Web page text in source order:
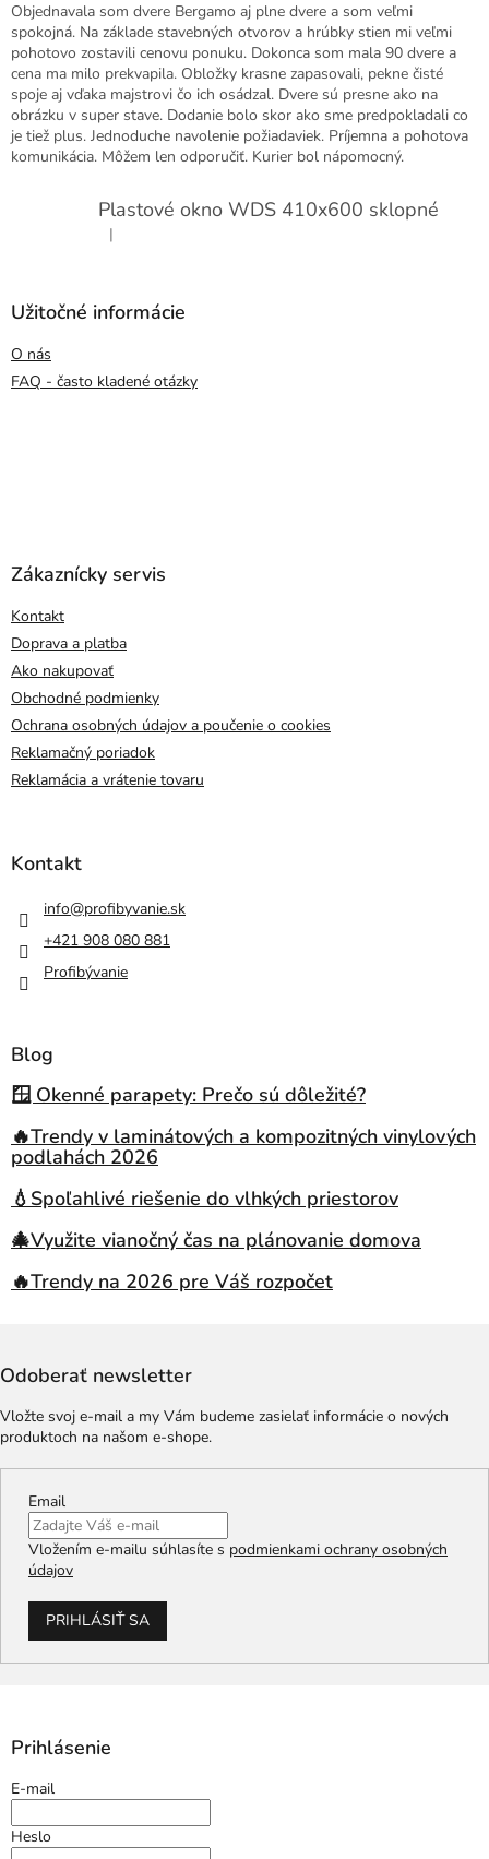
Objednavala som dvere Bergamo aj plne dvere a som veľmi
spokojná. Na základe stavebných otvorov a hrúbky stien mi veľmi
pohotovo zostavili cenovu ponuku. Dokonca som mala 90 dvere a
cena ma milo prekvapila. Obložky krasne zapasovali, pekne čisté
spoje aj vďaka majstrovi čo ich osádzal. Dvere sú presne ako na
obrázku v super stave. Dodanie bolo skor ako sme predpokladali co
je tiež plus. Jednoduche navolenie požiadaviek. Príjemna a pohotova
komunikácia. Môžem len odporučiť. Kurier bol nápomocný.
Plastové okno WDS 410x600 sklopné
Hodnotenie produktu je 5 z 5 hviezdičiek.
|
Užitočné informácie
O nás
FAQ - často kladené otázky
Zákaznícky servis
Kontakt
Doprava a platba
Ako nakupovať
Obchodné podmienky
Ochrana osobných údajov a poučenie o cookies
Reklamačný poriadok
Reklamácia a vrátenie tovaru
Kontakt
info@profibyvanie.sk
+421 908 080 881
Profibývanie
Blog
🪟 Okenné parapety: Prečo sú dôležité?
🔥Trendy v laminátových a kompozitných vinylových
podlahách 2026
💧Spoľahlivé riešenie do vlhkých priestorov
🎄Využite vianočný čas na plánovanie domova
🔥Trendy na 2026 pre Váš rozpočet
Odoberať newsletter
Vložte svoj e-mail a my Vám budeme zasielať informácie o nových
produktoch na našom e-shope.
Email
Vložením e-mailu súhlasíte s podmienkami ochrany osobných
údajov
PRIHLÁSIŤ SA
Prihlásenie
E-mail
Heslo